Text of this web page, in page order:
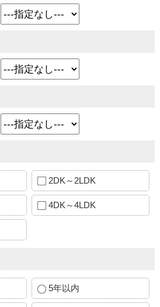
2DK～2LDK
4DK～4LDK
5年以内